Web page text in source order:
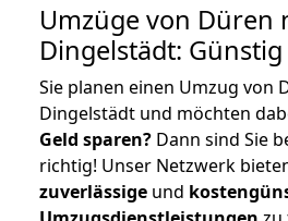
Umzüge von Düren
Dingelstädt:
Sie planen einen Umzug von
Dingelstädt und möchten
Geld sparen? Dann sind Sie
richtig! Unser Netzwerk
zuverlässige und